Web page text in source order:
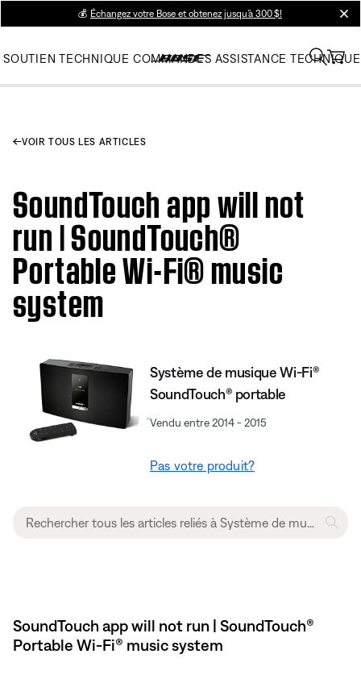
💰 Échangez votre Bose et obtenez jusqu’à 300 $!
SOUTIEN TECHNIQUE COMMANDES ASSISTANCE TECHNIQUE
VOIR TOUS LES ARTICLES
SoundTouch app will not
run | SoundTouch®
Portable Wi-Fi® music
system
Système de musique Wi-Fi®
SoundTouch® portable
Vendu entre 2014 - 2015
Pas votre produit?
SoundTouch app will not run | SoundTouch®
Portable Wi-Fi® music system